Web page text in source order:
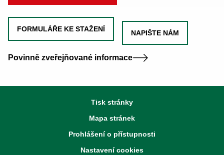
FORMULÁŘE KE STAŽENÍ NAPIŠTE NÁM
Povinně zveřejňované informace
Tisk stránky
Mapa stránek
Prohlášení o přístupnosti
Nastavení cookies